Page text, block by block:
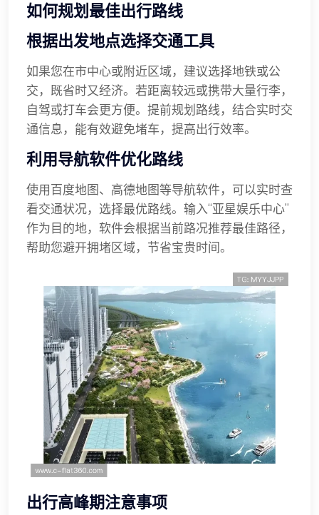
如何规划最佳出行路线
根据出发地点选择交通工具
如果您在市中心或附近区域，建议选择地铁或公
交，既省时又经济。若距离较远或携带大量行李，
自驾或打车会更方便。提前规划路线，结合实时交
通信息，能有效避免堵车，提高出行效率。
利用导航软件优化路线
使用百度地图、高德地图等导航软件，可以实时查
看交通状况，选择最优路线。输入“亚星娱乐中心”
作为目的地，软件会根据当前路况推荐最佳路径，
帮助您避开拥堵区域，节省宝贵时间。
出行高峰期注意事项